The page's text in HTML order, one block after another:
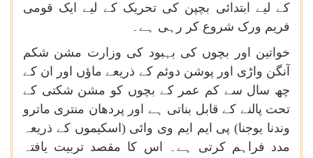
کے لیے ابتدائی بچپن کی تحریک کے لیے ایک قومی
فریم ورک شروع کر رہی ہے۔
خواتین
اور بچوں کی بہبود کی وزارت مشن شکم
آنگن واڑی اور پوشن دوئم کے ذریعے ماؤں اور ان کے
چھ سال سے کم عمر کے بچوں کو مشن شکتی کے
تحت پالنے كے قابل بناتی ہے اور پردھان منتری ماترو
وندنا یوجنا( پی ایم ایم وی وائی ) اسکیموں کے ذریعہ
مدد فراہم کرتی ہے۔ اس کا مقصد تربیت یافتہ